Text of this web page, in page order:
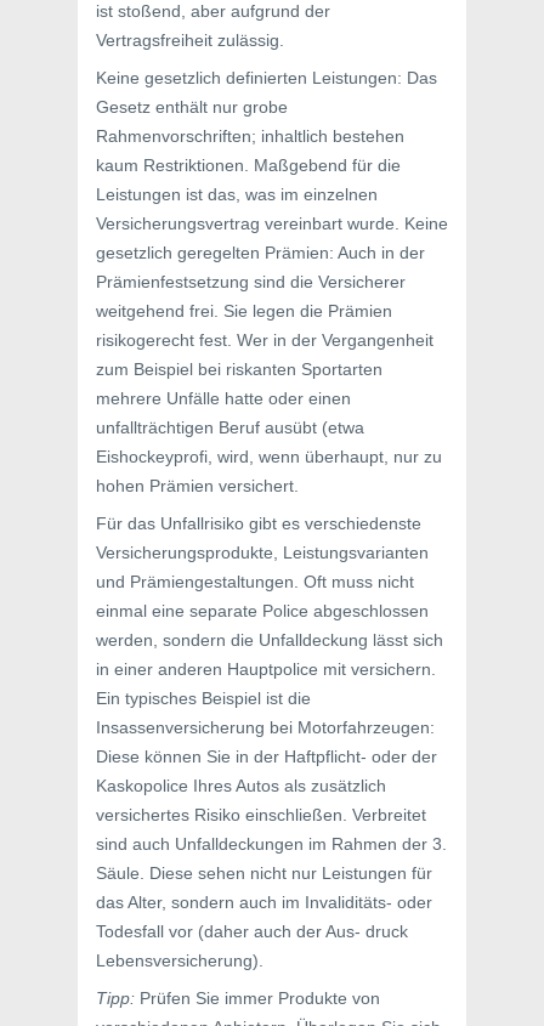
ist stoßend, aber aufgrund der
Vertragsfreiheit zulässig.
Keine gesetzlich definierten Leistungen: Das
Gesetz enthält nur grobe
Rahmenvorschriften; inhaltlich bestehen
kaum Restriktionen. Maßgebend für die
Leistungen ist das, was im einzelnen
Versicherungsvertrag vereinbart wurde. Keine
gesetzlich geregelten Prämien: Auch in der
Prämienfestsetzung sind die Versicherer
weitgehend frei. Sie legen die Prämien
risikogerecht fest. Wer in der Vergangenheit
zum Beispiel bei riskanten Sportarten
mehrere Unfälle hatte oder einen
unfallträchtigen Beruf ausübt (etwa
Eishockeyprofi, wird, wenn überhaupt, nur zu
hohen Prämien versichert.
Für das Unfallrisiko gibt es verschiedenste
Versicherungsprodukte, Leistungsvarianten
und Prämiengestaltungen. Oft muss nicht
einmal eine separate Police abgeschlossen
werden, sondern die Unfalldeckung lässt sich
in einer anderen Hauptpolice mit versichern.
Ein typisches Beispiel ist die
Insassenversicherung bei Motorfahrzeugen:
Diese können Sie in der Haftpflicht- oder der
Kaskopolice Ihres Autos als zusätzlich
versichertes Risiko einschließen. Verbreitet
sind auch Unfalldeckungen im Rahmen der 3.
Säule. Diese sehen nicht nur Leistungen für
das Alter, sondern auch im Invaliditäts- oder
Todesfall vor (daher auch der Aus- druck
Lebensversicherung).
Tipp: Prüfen Sie immer Produkte von